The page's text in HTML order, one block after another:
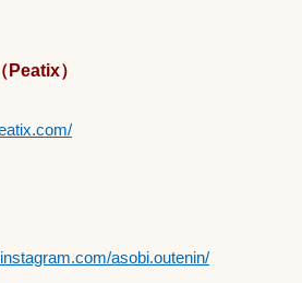
）
asobi.outenin/